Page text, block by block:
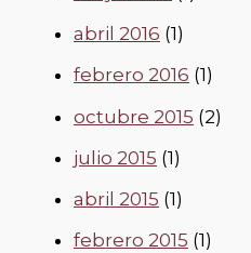
abril 2016 (1)
febrero 2016 (1)
octubre 2015 (2)
julio 2015 (1)
abril 2015 (1)
febrero 2015 (1)